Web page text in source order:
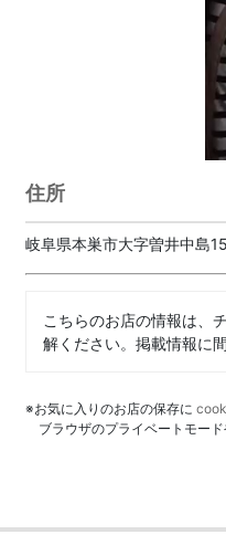
住所
岐阜県本巣市大字曽井中島
こちらのお店の情報は、
解ください。掲載情報に
※お気に入りのお店の保存に
ブラウザのプライベートモー